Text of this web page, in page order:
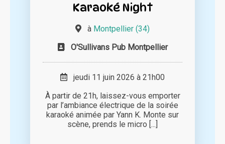
Karaoké Night
à Montpellier (34)
O'Sullivans Pub Montpellier
jeudi 11 juin 2026 à 21h00
À partir de 21h, laissez-vous emporter
par l’ambiance électrique de la soirée
karaoké animée par Yann K. Monte sur
scène, prends le micro [...]